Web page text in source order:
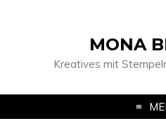
MONA
Kreatives mit